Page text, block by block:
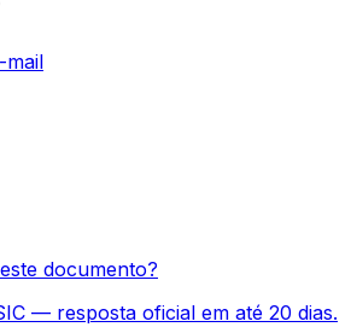
mail
documento?
— resposta oficial em até 20 dias.